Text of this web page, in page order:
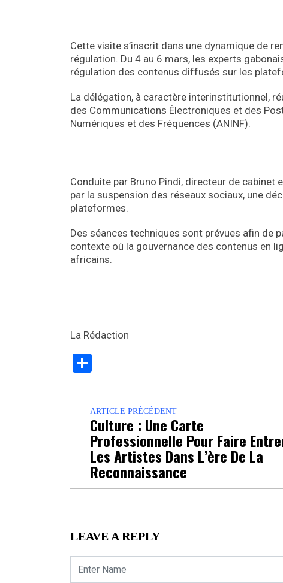
Cette visite s’inscrit dans une dynamique de
régulation. Du 4 au 6 mars, les experts
régulation des contenus diffusés sur les
La délégation, à caractère interinstitutionnel,
des Communications Électroniques et des
Numériques et des Fréquences (ANINF).
Conduite par Bruno Pindi, directeur de
par la suspension des réseaux sociaux, une
plateformes.
Des séances techniques sont prévues afin de
contexte où la gouvernance des contenus en
africains.
La Rédaction
ARTICLE PRÉCÉDENT
Culture : Une Carte
Professionnelle Pour Faire
Les Artistes Dans L’ère De La
Reconnaissance
LEAVE A REPLY